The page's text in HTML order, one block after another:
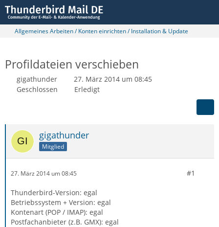
Allgemeines Arbeiten / Konten einrichten / Installation & Update
Profildateien verschieben
gigathunder
27. März 2014 um 08:45
Geschlossen
Erledigt
gigathunder
Mitglied
27. März 2014 um 08:45 #1
Thunderbird-Version: egal
Betriebssystem + Version: egal
Kontenart (POP / IMAP): egal
Postfachanbieter (z.B. GMX): egal